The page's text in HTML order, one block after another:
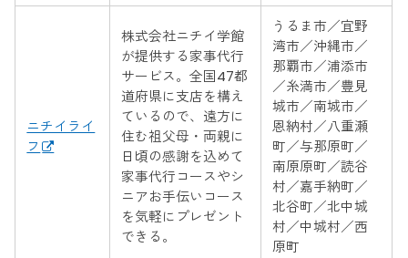
ニチイライ
フ
株式会社ニチイ学館
が提供する家事代行
サービス。全国47都
道府県に支店を構え
ているので、遠方に
住む祖父母・両親に
日頃の感謝を込めて
家事代行コースやシ
ニアお手伝いコース
を気軽にプレゼント
できる。
うるま市／宜野
湾市／沖縄市／
那覇市／浦添市
／糸満市／豊見
城市／南城市／
恩納村／八重瀬
町／与那原町／
南原原町／読谷
村／嘉手納町／
北谷町／北中城
村／中城村／西
原町